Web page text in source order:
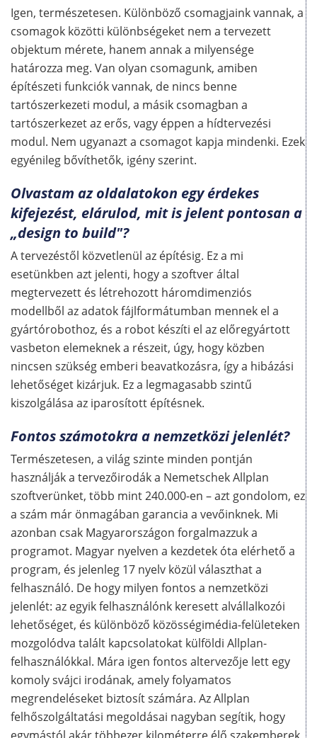
Igen, természetesen. Különböző csomagjaink vannak, a
csomagok közötti különbségeket nem a tervezett
objektum mérete, hanem annak a milyensége
határozza meg. Van olyan csomagunk, amiben
építészeti funkciók vannak, de nincs benne
tartószerkezeti modul, a másik csomagban a
tartószerkezet az erős, vagy éppen a hídtervezési
modul. Nem ugyanazt a csomagot kapja mindenki. Ezek
egyénileg bővíthetők, igény szerint.
Olvastam az oldalatokon egy érdekes
kifejezést, elárulod, mit is jelent pontosan a
„design to build"?
A tervezéstől közvetlenül az építésig. Ez a mi
esetünkben azt jelenti, hogy a szoftver által
megtervezett és létrehozott háromdimenziós
modellből az adatok fájlformátumban mennek el a
gyártórobothoz, és a robot készíti el az előregyártott
vasbeton elemeknek a részeit, úgy, hogy közben
nincsen szükség emberi beavatkozásra, így a hibázási
lehetőséget kizárjuk. Ez a legmagasabb szintű
kiszolgálása az iparosított építésnek.
Fontos számotokra a nemzetközi jelenlét?
Természetesen, a világ szinte minden pontján
használják a tervezőirodák a Nemetschek Allplan
szoftverünket, több mint 240.000-en – azt gondolom, ez
a szám már önmagában garancia a vevőinknek. Mi
azonban csak Magyarországon forgalmazzuk a
programot. Magyar nyelven a kezdetek óta elérhető a
program, és jelenleg 17 nyelv közül választhat a
felhasználó. De hogy milyen fontos a nemzetközi
jelenlét: az egyik felhasználónk keresett alvállalkozói
lehetőséget, és különböző közösségimédia-felületeken
mozgolódva talált kapcsolatokat külföldi Allplan-
felhasználókkal. Mára igen fontos altervezője lett egy
komoly svájci irodának, amely folyamatos
megrendeléseket biztosít számára. Az Allplan
felhőszolgáltatási megoldásai nagyban segítik, hogy